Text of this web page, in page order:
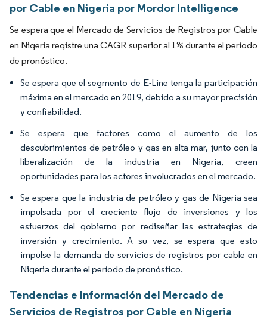
por Cable en Nigeria por Mordor Intelligence
Se espera que el Mercado de Servicios de Registros por Cable
en Nigeria registre una CAGR superior al 1% durante el período
de pronóstico.
Se espera que el segmento de E-Line tenga la participación
máxima en el mercado en 2019, debido a su mayor precisión
y confiabilidad.
Se espera que factores como el aumento de los
descubrimientos de petróleo y gas en alta mar, junto con la
liberalización de la industria en Nigeria, creen
oportunidades para los actores involucrados en el mercado.
Se espera que la industria de petróleo y gas de Nigeria sea
impulsada por el creciente flujo de inversiones y los
esfuerzos del gobierno por rediseñar las estrategias de
inversión y crecimiento. A su vez, se espera que esto
impulse la demanda de servicios de registros por cable en
Nigeria durante el período de pronóstico.
Tendencias e Información del Mercado de
Servicios de Registros por Cable en Nigeria